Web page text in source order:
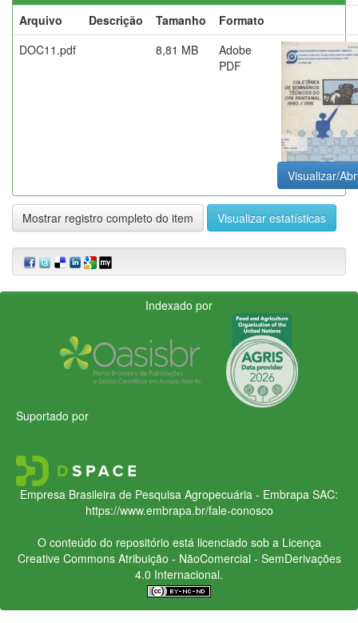
Arquivo
Descrição Tamanho
Formato
DOC11.pdf
8,81 MB
Adobe
PDF
Visualizar/
Mostrar registro completo do item Visualizar estatísticas
Indexado por
Suportado por
Empresa Brasileira de Pesquisa Agropecuária - Embrapa SAC:
https://www.embrapa.br/fale-conosco
O conteúdo do repositório está licenciado sob a Licença
Creative CommonsAtribuição - NãoComercial - SemDerivações
4.0 Internacional.